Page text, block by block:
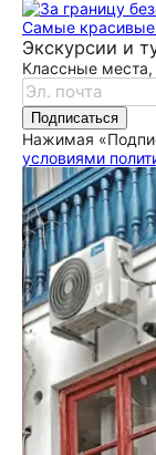
Самые красивые
Экскурсии и
Классные места,
Подписаться
Нажимая
условиями